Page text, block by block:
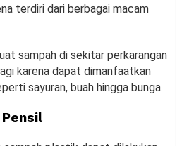
terdiri dari berbagai macam
sampah di sekitar perkarangan
karena dapat dimanfaatkan
sayuran, buah hingga bunga.